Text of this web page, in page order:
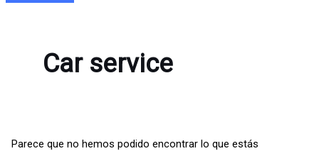
Car service
Parece que no hemos podido encontrar lo que estás